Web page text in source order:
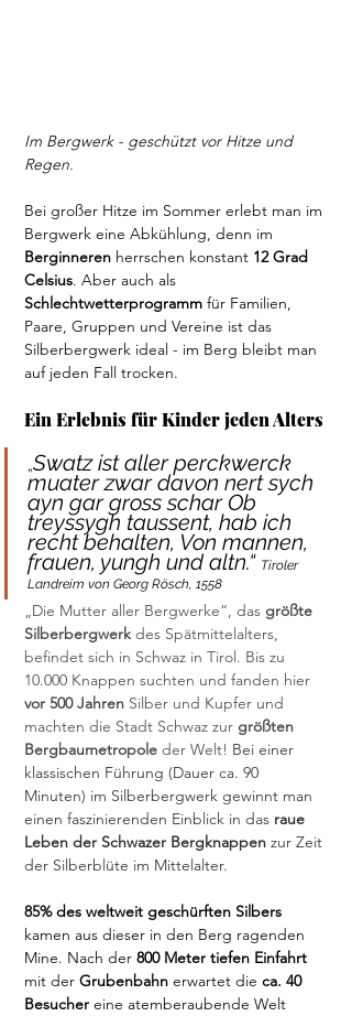
Im Bergwerk - geschützt vor Hitze und
Regen.
Bei großer Hitze im Sommer erlebt man im
Bergwerk eine Abkühlung, denn im
Berginneren herrschen konstant 12 Grad
Celsius. Aber auch als
Schlechtwetterprogramm für Familien,
Paare, Gruppen und Vereine ist das
Silberbergwerk ideal - im Berg bleibt man
auf jeden Fall trocken.
Ein Erlebnis für Kinder jeden Alters
„Swatz ist aller perckwerck
muater zwar davon nert sych
ayn gar gross schar Ob
treyssygh taussent, hab ich
recht behalten, Von mannen,
frauen, yungh und altn.“ Tiroler
Landreim von Georg Rösch, 1558
„Die Mutter aller Bergwerke“, das größte
Silberbergwerk des Spätmittelalters,
befindet sich in Schwaz in Tirol. Bis zu
10.000 Knappen suchten und fanden hier
vor 500 Jahren Silber und Kupfer und
machten die Stadt Schwaz zur größten
Bergbaumetropole der Welt! Bei einer
klassischen Führung (Dauer ca. 90
Minuten) im Silberbergwerk gewinnt man
einen faszinierenden Einblick in das raue
Leben der Schwazer Bergknappen zur Zeit
der Silberblüte im Mittelalter.
85% des weltweit geschürften Silbers
kamen aus dieser in den Berg ragenden
Mine. Nach der 800 Meter tiefen Einfahrt
mit der Grubenbahn erwartet die ca. 40
Besucher eine atemberaubende Welt